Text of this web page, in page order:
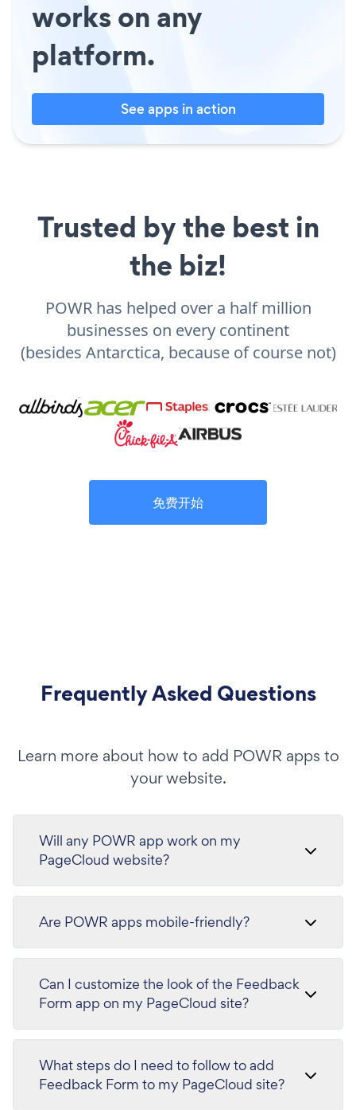
works on any
platform.
See apps in action
Trusted by the best in
the biz!
POWR has helped over a half million
businesses on every continent
(besides Antarctica, because of course not)
免费开始
Frequently Asked Questions
Learn more about how to add POWR apps to
your website.
Will any POWR app work on my
PageCloud website?
Are POWR apps mobile-friendly?
Can I customize the look of the Feedback
Form app on my PageCloud site?
What steps do I need to follow to add
Feedback Form to my PageCloud site?